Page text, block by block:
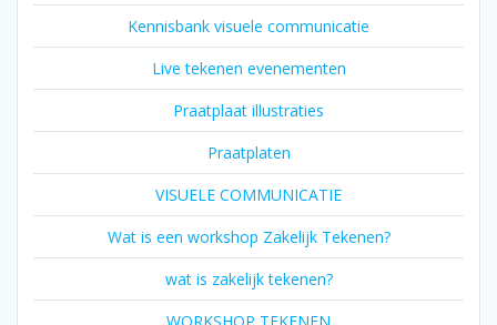
Kennisbank visuele communicatie
Live tekenen evenementen
Praatplaat illustraties
Praatplaten
VISUELE COMMUNICATIE
Wat is een workshop Zakelijk Tekenen?
wat is zakelijk tekenen?